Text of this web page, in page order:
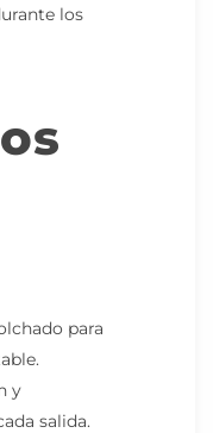
los
para
y
salida.